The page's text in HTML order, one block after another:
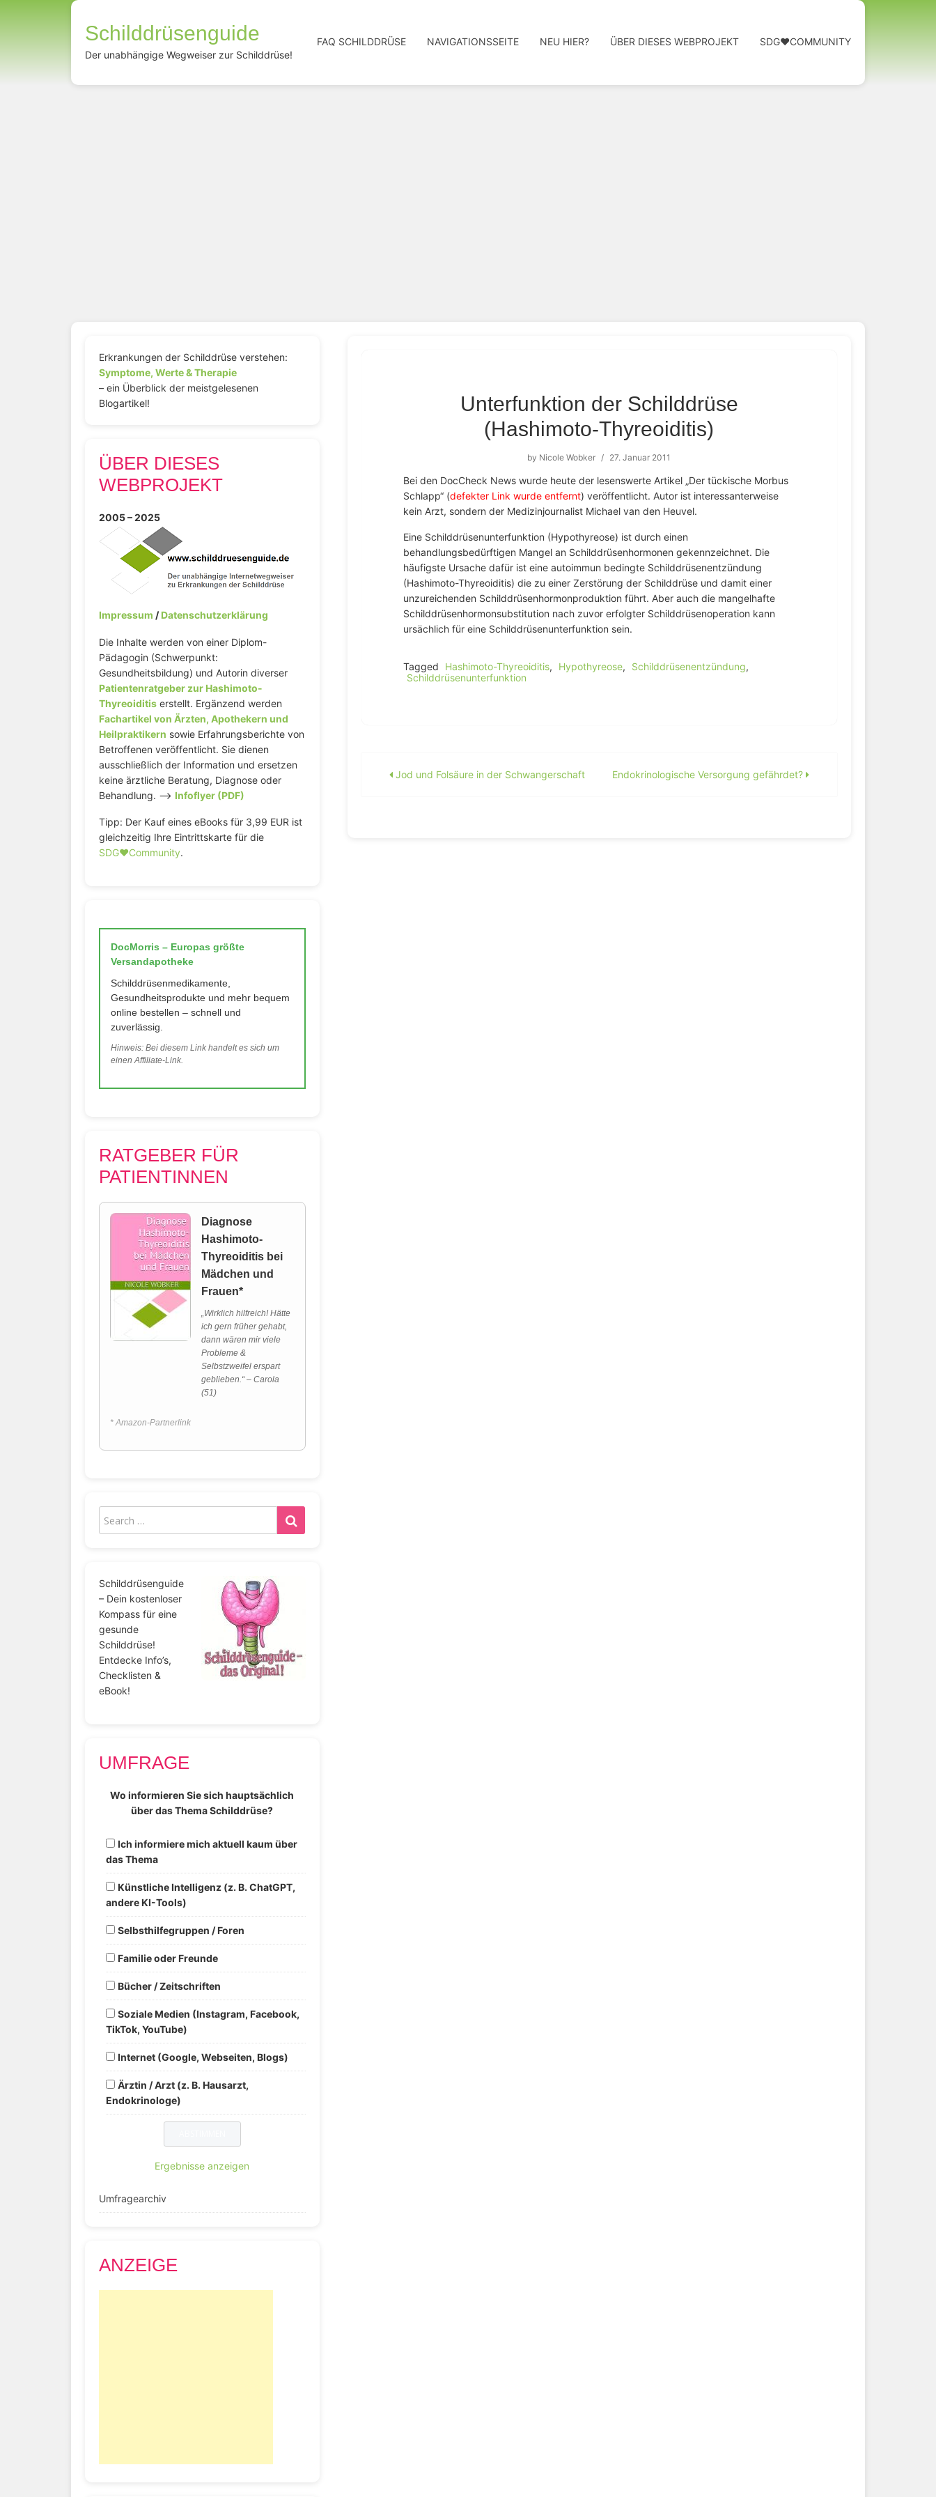
Schilddrüsenguide
Der unabhängige Wegweiser zur Schilddrüse!
FAQ SCHILDDRÜSE NAVIGATIONSSEITE NEU HIER? ÜBER DIESES WEBPROJEKT SDG❤️COMMUNITY
Unterfunktion der Schilddrüse
(Hashimoto-Thyreoiditis)
by Nicole Wobker / 27. Januar 2011
Bei den DocCheck News wurde heute der lesenswerte Artikel „Der tückische Morbus
Schlapp“ (defekter Link wurde entfernt) veröffentlicht. Autor ist interessanterweise
kein Arzt, sondern der Medizinjournalist Michael van den Heuvel.
Eine Schilddrüsenunterfunktion (Hypothyreose) ist durch einen
behandlungsbedürftigen Mangel an Schilddrüsenhormonen gekennzeichnet. Die
häufigste Ursache dafür ist eine autoimmun bedingte Schilddrüsenentzündung
(Hashimoto-Thyreoiditis) die zu einer Zerstörung der Schilddrüse und damit einer
unzureichenden Schilddrüsenhormonproduktion führt. Aber auch die mangelhafte
Schilddrüsenhormonsubstitution nach zuvor erfolgter Schilddrüsenoperation kann
ursächlich für eine Schilddrüsenunterfunktion sein.
Tagged Hashimoto-Thyreoiditis, Hypothyreose, Schilddrüsenentzündung,
Schilddrüsenunterfunktion
Beitragsnavigation
Jod und Folsäure in der Schwangerschaft Endokrinologische Versorgung gefährdet?
Erkrankungen der Schilddrüse verstehen:
Symptome, Werte & Therapie
– ein Überblick der meistgelesenen
Blogartikel!
ÜBER DIESES
WEBPROJEKT
2005 – 2025
Impressum /Datenschutzerklärung
Die Inhalte werden von einer Diplom-
Pädagogin (Schwerpunkt:
Gesundheitsbildung) und Autorin diverser
Patientenratgeber zur Hashimoto-
Thyreoiditis erstellt. Ergänzend werden
Fachartikel von Ärzten, Apothekern und
Heilpraktikern sowie Erfahrungsberichte von
Betroffenen veröffentlicht. Sie dienen
ausschließlich der Information und ersetzen
keine ärztliche Beratung, Diagnose oder
Behandlung. –> Infoflyer (PDF)
Tipp: Der Kauf eines eBooks für 3,99 EUR ist
gleichzeitig Ihre Eintrittskarte für die
SDG♥️Community.
DocMorris – Europas größte
Versandapotheke
Schilddrüsenmedikamente,
Gesundheitsprodukte und mehr bequem
online bestellen – schnell und
zuverlässig.
Hinweis: Bei diesem Link handelt es sich um
einen Affiliate-Link.
RATGEBER FÜR
PATIENTINNEN
Diagnose
Hashimoto-
Thyreoiditis bei
Mädchen und
Frauen*
„Wirklich hilfreich! Hätte
ich gern früher gehabt,
dann wären mir viele
Probleme &
Selbstzweifel erspart
geblieben.“ – Carola
(51)
* Amazon-Partnerlink
Schilddrüsenguide
– Dein kostenloser
Kompass für eine
gesunde
Schilddrüse!
Entdecke Info’s,
Checklisten &
eBook!
UMFRAGE
Wo informieren Sie sich hauptsächlich
über das Thema Schilddrüse?
Ich informiere mich aktuell kaum über
das Thema
Künstliche Intelligenz (z. B. ChatGPT,
andere KI-Tools)
Selbsthilfegruppen / Foren
Familie oder Freunde
Bücher / Zeitschriften
Soziale Medien (Instagram, Facebook,
TikTok, YouTube)
Internet (Google, Webseiten, Blogs)
Ärztin / Arzt (z. B. Hausarzt,
Endokrinologe)
Ergebnisse anzeigen
Umfragearchiv
ANZEIGE